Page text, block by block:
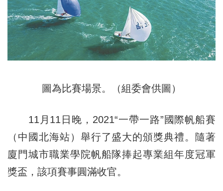
圖為比賽場景。（組委會供圖）
11月11日晚，2021“一帶一路”國際帆船賽
（中國北海站）舉行了盛大的頒獎典禮。隨著
廈門城市職業學院帆船隊捧起專業組年度冠軍
獎盃，該項賽事圓滿收官。